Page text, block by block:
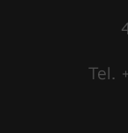
Tel.